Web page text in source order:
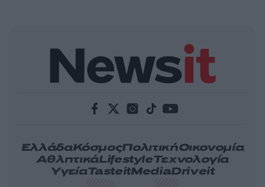
ΕλλάδαΚόσμοςΠολιτικήΟικονομία
ΑθλητικάLifestyleΤεχνολογία
ΥγείαTasteitMediaDriveit